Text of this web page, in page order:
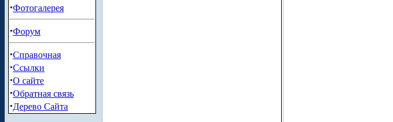
·Фотогалерея
·Форум
·Справочная
·Ссылки
·О сайте
·Обратная связь
·Дерево Сайта